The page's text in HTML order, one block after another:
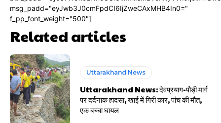
msg_padd="eyJwb3J0cmFpdCI6IjZweCAxMHB4In0="
f_pp_font_weight="500"]
Related articles
Uttarakhand News
Uttarakhand News: देवप्रयाग-पौड़ी मार्ग
पर दर्दनाक हादसा, खाई में गिरी कार, पांच की मौत,
एक बच्चा घायल